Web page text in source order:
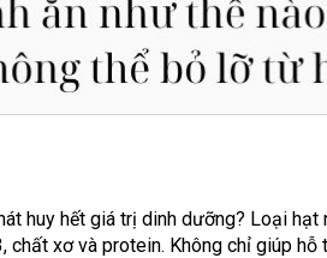
huy hết giá trị dinh dưỡng? Loại
chất xơ và protein. Không chỉ giúp